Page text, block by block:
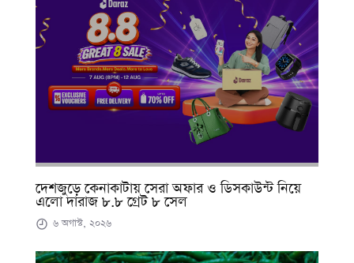
দেশজুড়ে কেনাকাটায় সেরা অফার ও ডিসকাউন্ট নিয়ে
এলো দারাজ ৮.৮ গ্রেট ৮ সেল
৬ অগাস্ট, ২০২৬